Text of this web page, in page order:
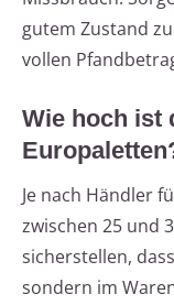
gutem Zustand
vollen
Wie hoch ist
Je nach Händler
zwischen 25 und
sicherstellen,
sondern im